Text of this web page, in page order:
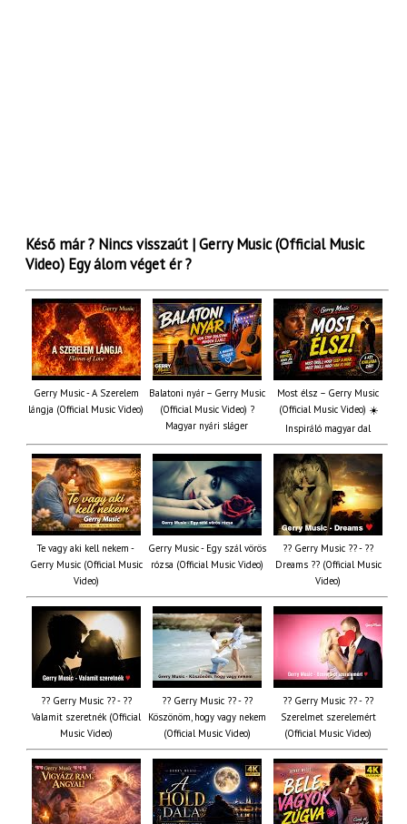
Késő már ? Nincs visszaút | Gerry Music (Official Music
Video) Egy álom véget ér ?
Gerry Music - A Szerelem
lángja (Official Music Video)
Balatoni nyár – Gerry Music
(Official Music Video) ?
Magyar nyári sláger
Most élsz – Gerry Music
(Official Music Video) ☀️
Inspiráló magyar dal
Te vagy aki kell nekem -
Gerry Music (Official Music
Video)
Gerry Music - Egy szál vörös
rózsa (Official Music Video)
?? Gerry Music ?? - ??
Dreams ?? (Official Music
Video)
?? Gerry Music ?? - ??
Valamit szeretnék (Official
Music Video)
?? Gerry Music ?? - ??
Köszönöm, hogy vagy nekem
(Official Music Video)
?? Gerry Music ?? - ??
Szerelmet szerelemért
(Official Music Video)